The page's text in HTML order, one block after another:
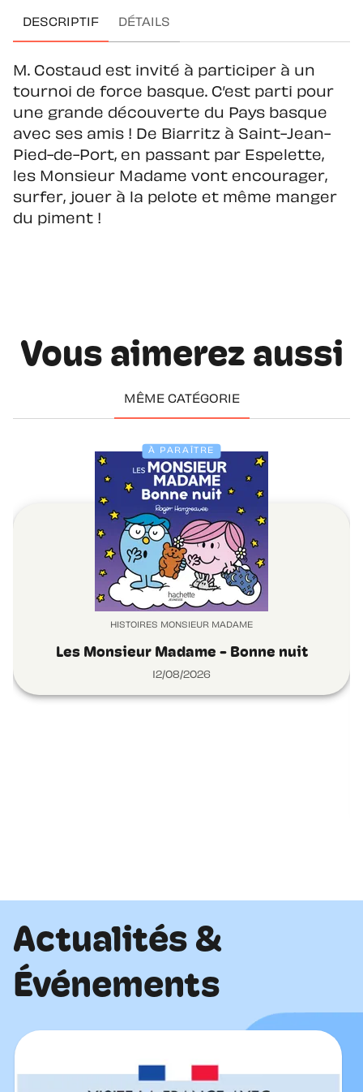
DESCRIPTIF DÉTAILS
M. Costaud est invité à participer à un
tournoi de force basque. C’est parti pour
une grande découverte du Pays basque
avec ses amis ! De Biarritz à Saint-Jean-
Pied-de-Port, en passant par Espelette,
les Monsieur Madame vont encourager,
surfer, jouer à la pelote et même manger
du piment !
Vous aimerez aussi
MÊME CATÉGORIE
À PARAÎTRE
HISTOIRES MONSIEUR MADAME
Les Monsieur Madame - Bonne nuit
12/08/2026
Actualités &
Événements